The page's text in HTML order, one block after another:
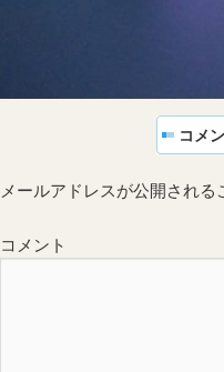
コメ
メールアドレスが公開される
コメント